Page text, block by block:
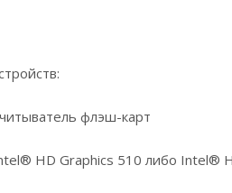
флэш-карт
HD Graphics 510 либо Intel®